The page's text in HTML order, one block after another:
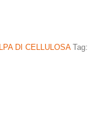
DI CELLULOSA Tag: